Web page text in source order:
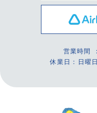
営業時間
休業日：日曜